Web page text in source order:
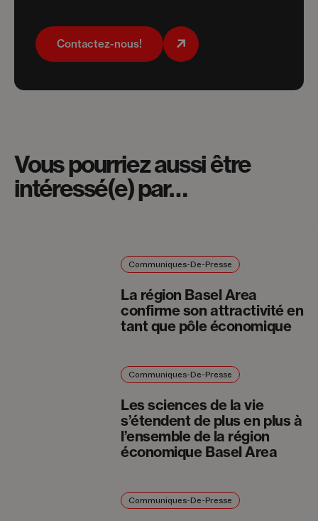
Contactez-nous!
Vous pourriez aussi être
intéressé(e) par…
Communiques-De-Presse
La région Basel Area
confirme son attractivité en
tant que pôle économique
Communiques-De-Presse
Les sciences de la vie
s’étendent de plus en plus à
l’ensemble de la région
économique Basel Area
Communiques-De-Presse